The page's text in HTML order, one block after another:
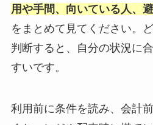
用や手間、向いている人、
をまとめて見てください。
判断すると、自分の状況に
すいです。
利用前に条件を読み、会計